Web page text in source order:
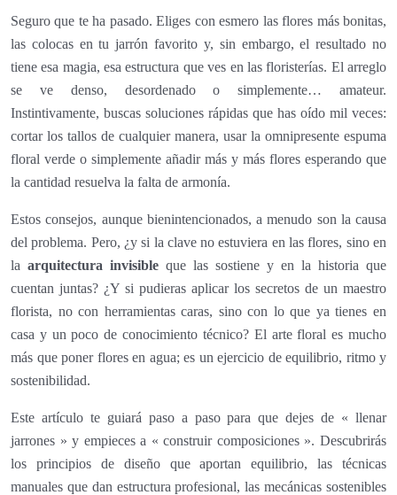
Seguro que te ha pasado. Eliges con esmero las flores más bonitas,
las colocas en tu jarrón favorito y, sin embargo, el resultado no
tiene esa magia, esa estructura que ves en las floristerías. El arreglo
se ve denso, desordenado o simplemente… amateur.
Instintivamente, buscas soluciones rápidas que has oído mil veces:
cortar los tallos de cualquier manera, usar la omnipresente espuma
floral verde o simplemente añadir más y más flores esperando que
la cantidad resuelva la falta de armonía.
Estos consejos, aunque bienintencionados, a menudo son la causa
del problema. Pero, ¿y si la clave no estuviera en las flores, sino en
la arquitectura invisible que las sostiene y en la historia que
cuentan juntas? ¿Y si pudieras aplicar los secretos de un maestro
florista, no con herramientas caras, sino con lo que ya tienes en
casa y un poco de conocimiento técnico? El arte floral es mucho
más que poner flores en agua; es un ejercicio de equilibrio, ritmo y
sostenibilidad.
Este artículo te guiará paso a paso para que dejes de « llenar
jarrones » y empieces a « construir composiciones ». Descubrirás
los principios de diseño que aportan equilibrio, las técnicas
manuales que dan estructura profesional, las mecánicas sostenibles